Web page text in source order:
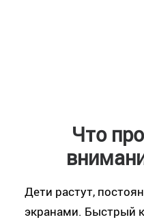
Что
Дети растут,
экранами. Быстрый